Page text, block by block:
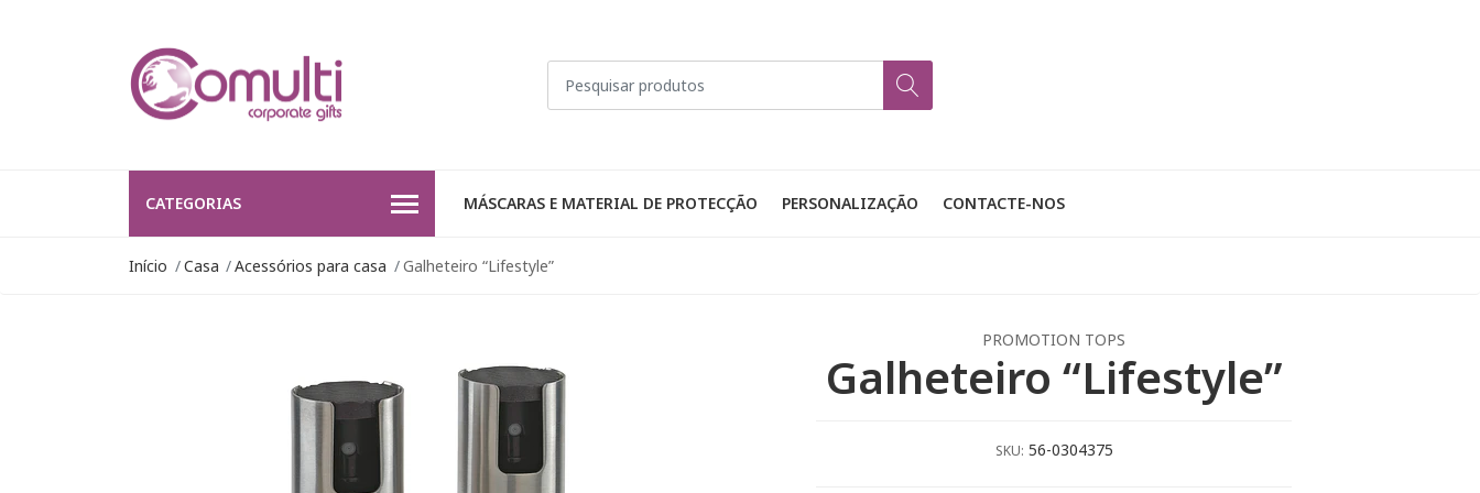
CATEGORIAS MÁSCARAS E MATERIAL DE PROTECÇÃO PERSONALIZAÇÃO CONTACTE-NOS
Início Casa Acessórios para casa Galheteiro “Lifestyle”
PROMOTION TOPS
Galheteiro “Lifestyle”
SKU: 56-0304375